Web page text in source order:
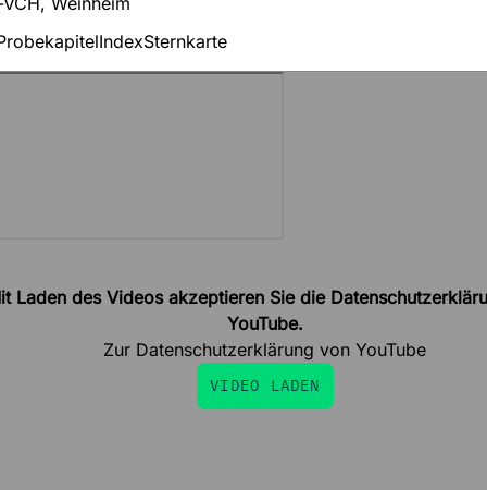
IndexSternkarte
Laden des Videos akzeptieren Sie die
YouTube.
Zur Datenschutzerklärung von YouTube
VIDEO LADEN